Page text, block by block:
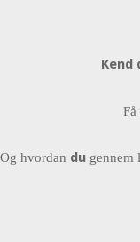
Og hvordan du gennem